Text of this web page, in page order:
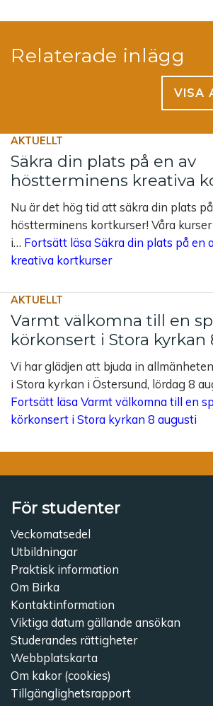
Relaterade inlägg
VISA
AKTUELLT
Säkra din plats på en av
höstterminens kreativa
Nu är det hög tid att säkra din plats
höstterminens kortkurser! Våra
i… Fortsätt läsa Säkra din plats på en
kreativa kortkurser
AKTUELLT
Varmt välkomna till en
körkonsert i Stora kyrkan
Vi har glädjen att bjuda in
i Stora kyrkan i Östersund, lördag 8
Fortsätt läsa Varmt välkomna till en
körkonsert i Stora kyrkan 8 augusti
För studenter
Veckomatsedel
Utbildningar
Praktisk information
Om Birka
Kontaktinformation
Viktiga datum gällande ansökan
Studerandes rättigheter
Webbplatskarta
Om kakor (cookies)
Tillgänglighetsrapport